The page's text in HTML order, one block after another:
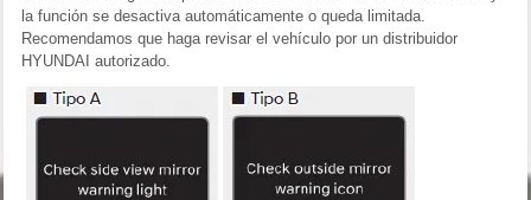
la función se desactiva automáticamente o queda limitada.
Recomendamos que haga revisar el vehículo por un distribuidor
HYUNDAI autorizado.